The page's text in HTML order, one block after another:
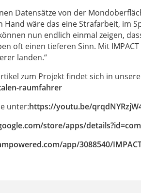
Datensätze von der
wäre das eine Strafarbeit, im
nun endlich einmal zeigen,
oft einen tieferen Sinn. Mit
landen.“
zum Projekt findet sich in
raumfahrer
unter:https://youtu.be/
store/apps/
app/3088540/